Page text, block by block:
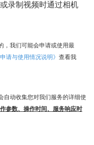
录制视频时通过相机
，我们可能会申请或使用最
请与使用情况说明》 查看我
自动收集您对我们服务的详细使
参数、操作时间、服务响应时